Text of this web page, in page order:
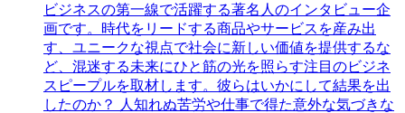
ビジネスの第一線で活躍する著名人のインタビュー企
画です。時代をリードする商品やサービスを産み出
す、ユニークな視点で社会に新しい価値を提供するな
ど、混迷する未来にひと筋の光を照らす注目のビジネ
スピープルを取材します。彼らはいかにして結果を出
したのか？ 人知れぬ苦労や仕事で得た意外な気づきな